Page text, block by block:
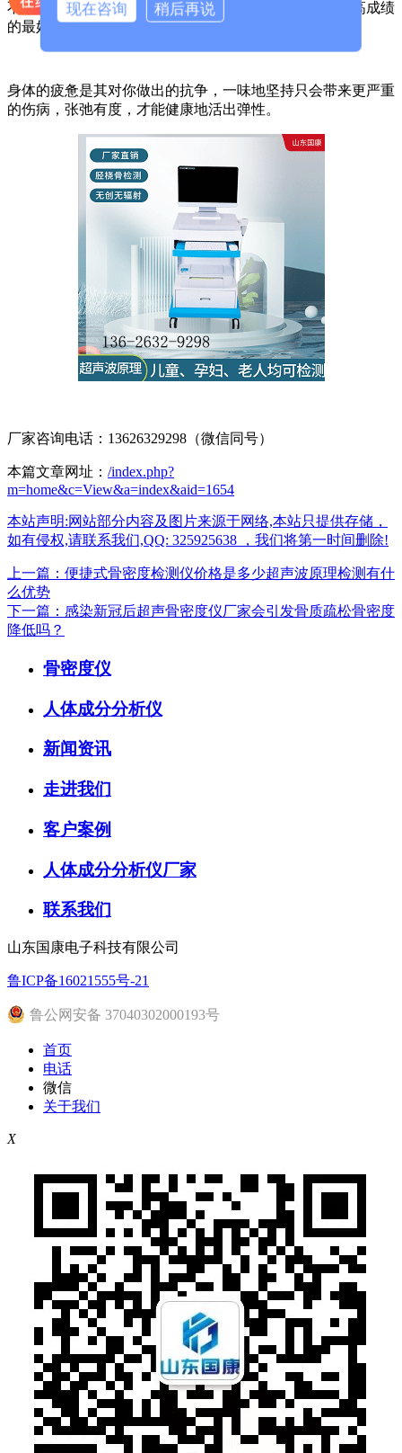
不必害怕休息影响状态，休息反而是促进身体恢复，提高成绩
的最好方式。
身体的疲惫是其对你做出的抗争，一味地坚持只会带来更严重
的伤病，张弛有度，才能健康地活出弹性。
厂家咨询电话：13626329298（微信同号）
本篇文章网址： /index.php?
m=home&c=View&a=index&aid=1654
本站声明:网站部分内容及图片来源于网络,本站只提供存储，
如有侵权,请联系我们,QQ: 325925638 ，我们将第一时间删除!
上一篇：便捷式骨密度检测仪价格是多少超声波原理检测有什
么优势
下一篇：感染新冠后超声骨密度仪厂家会引发骨质疏松骨密度
降低吗？
骨密度仪
人体成分分析仪
新闻资讯
走进我们
客户案例
人体成分分析仪厂家
联系我们
山东国康电子科技有限公司
鲁ICP备16021555号-21
鲁公网安备 37040302000193号
首页
电话
微信
关于我们
X
现在咨询 稍后再说